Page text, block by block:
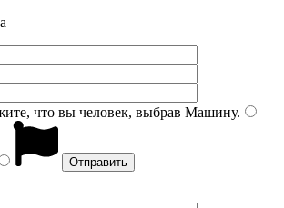
что вы человек, выбрав Машину.